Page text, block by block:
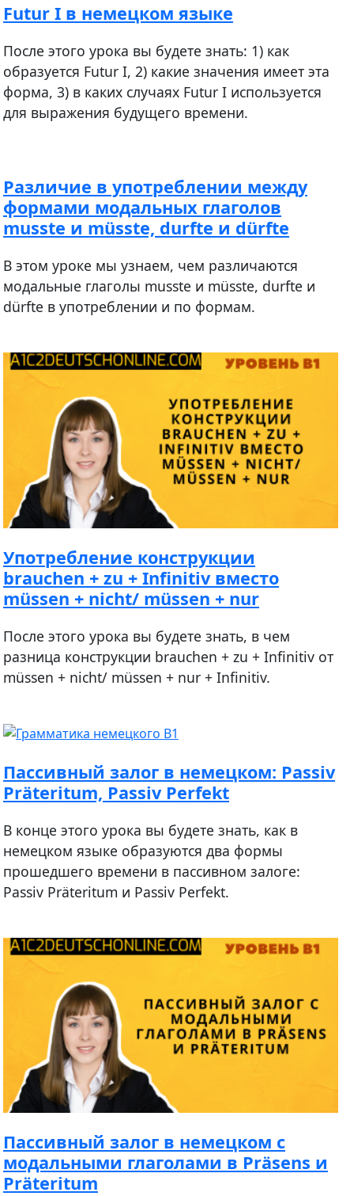
Futur I в немецком языке
После этого урока вы будете знать: 1) как
образуется Futur I, 2) какие значения имеет эта
форма, 3) в каких случаях Futur I используется
для выражения будущего времени.
Различие в употреблении между
формами модальных глаголов
musste и müsste, durfte и dürfte
В этом уроке мы узнаем, чем различаются
модальные глаголы musste и müsste, durfte и
dürfte в употреблении и по формам.
Употребление конструкции
brauchen + zu + Infinitiv вместо
müssen + nicht/ müssen + nur
После этого урока вы будете знать, в чем
разница конструкции brauchen + zu + Infinitiv от
müssen + nicht/ müssen + nur + Infinitiv.
Пассивный залог в немецком: Passiv
Präteritum, Passiv Perfekt
В конце этого урока вы будете знать, как в
немецком языке образуются два формы
прошедшего времени в пассивном залоге:
Passiv Präteritum и Passiv Perfekt.
Пассивный залог в немецком с
модальными глаголами в Präsens и
Präteritum